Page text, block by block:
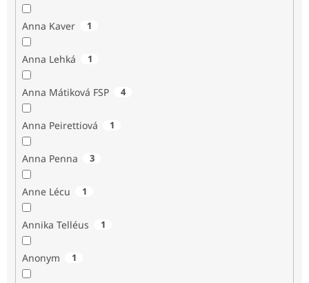
Anna Kaver 1
Anna Lehká 1
Anna Mátiková FSP 4
Anna Peirettiová 1
Anna Penna 3
Anne Lécu 1
Annika Telléus 1
Anonym 1